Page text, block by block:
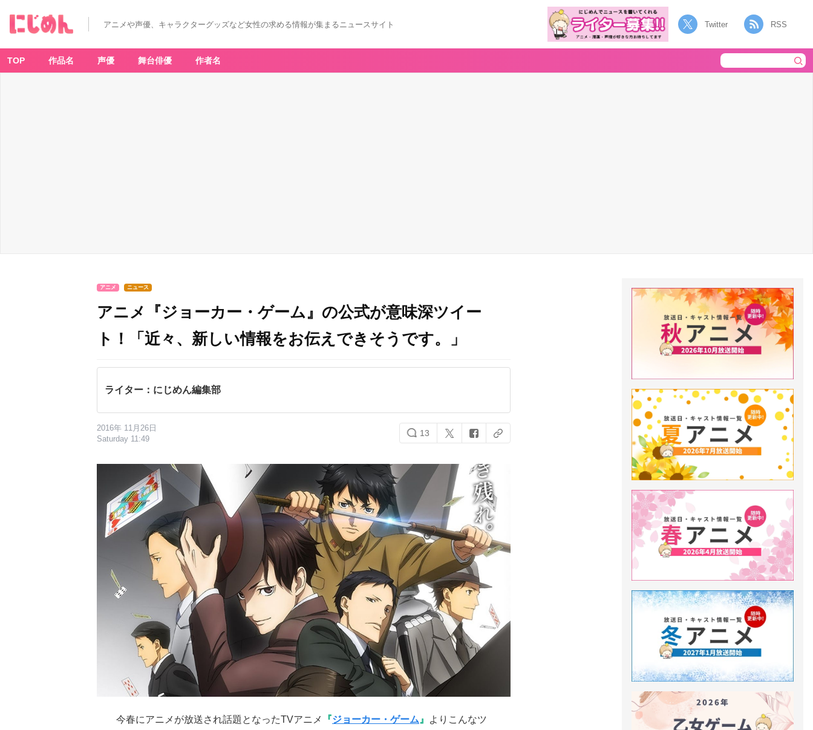
アニメや声優、キャラクターグッズなど女性の求める情報が集まるニュースサイト Twitter RSS
TOP 作品名 声優 舞台俳優 作者名
アニメ ニュース
アニメ『ジョーカー・ゲーム』の公式が意味深ツイー
ト！「近々、新しい情報をお伝えできそうです。」
ライター：にじめん編集部
2016年 11月26日
Saturday 11:49
13
今春にアニメが放送され話題となったTVアニメ 『ジョーカー・ゲーム 』
よりこんなツ